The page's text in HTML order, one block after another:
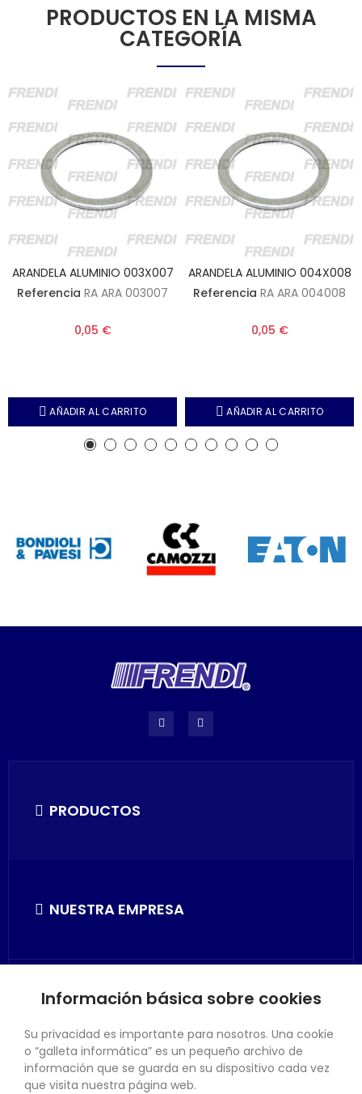
PRODUCTOS EN LA MISMA
CATEGORÍA
ARANDELA ALUMINIO 003X007
Referencia RA ARA 003007
0,05 €
AÑADIR AL CARRITO
ARANDELA ALUMINIO 004X008
Referencia RA ARA 004008
0,05 €
AÑADIR AL CARRITO
PRODUCTOS
NUESTRA EMPRESA
SU CUENTA
Información básica sobre cookies
Su privacidad es importante para nosotros. Una cookie
o “galleta informática” es un pequeño archivo de
información que se guarda en su dispositivo cada vez
que visita nuestra página web.